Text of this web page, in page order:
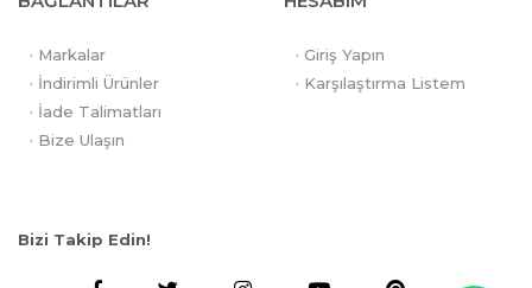
· Markalar
· İndirimli Ürünler
· İade Talimatları
· Bize Ulaşın
· Giriş Yapın
· Karşılaştırma Listem
Bizi Takip Edin!